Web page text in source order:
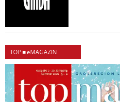
TOP ■ eMAGAZIN